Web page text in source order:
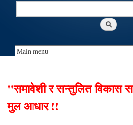
Search
"समावेशी र सन्तुलित विकास
मुल आधार !!